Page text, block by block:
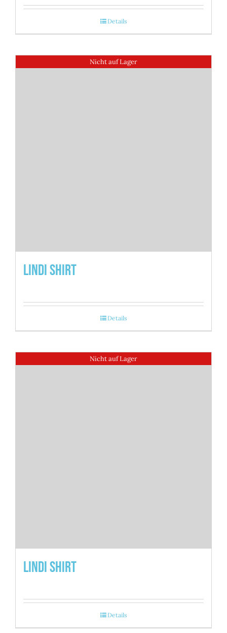
Details
Nicht auf Lager
Lindi Shirt
Details
Nicht auf Lager
Lindi Shirt
Details